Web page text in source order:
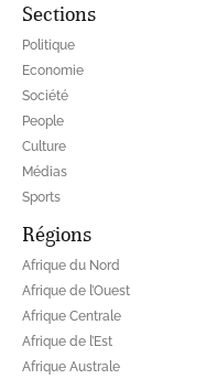
Sections
Politique
Economie
Société
People
Culture
Médias
Sports
Régions
Afrique du Nord
Afrique de l’Ouest
Afrique Centrale
Afrique de l’Est
Afrique Australe